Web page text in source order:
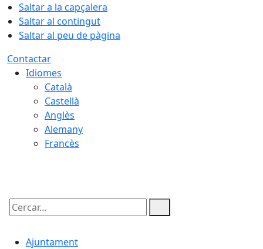
Saltar a la capçalera
Saltar al contingut
Saltar al peu de pàgina
Contactar
Idiomes
Català
Castellà
Anglès
Alemany
Francès
Cercar:
Ajuntament